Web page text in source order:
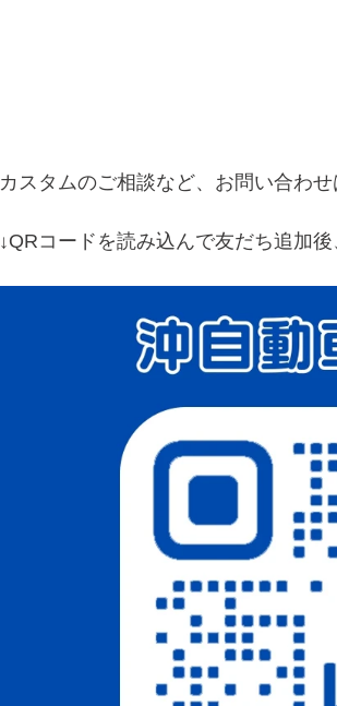
カスタムのご相談など、お問い合わ
↓QRコードを読み込んで友だち追加